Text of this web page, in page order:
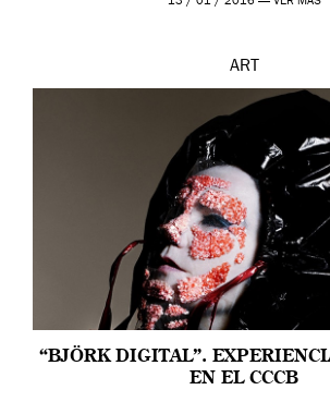
ART
“BJÖRK DIGITAL”.
EN EL CCCB